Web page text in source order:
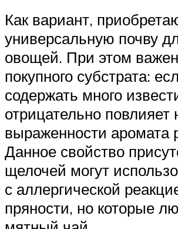
Как вариант,
универсальную почву
овощей. При этом
покупного субстрата:
содержать много
отрицательно повлияет
выраженности аромата
Данное свойство
щелочей могут
с аллергической
пряности, но которые